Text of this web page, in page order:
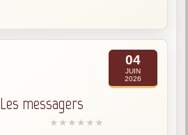
04
JUIN
2026
Les messagers